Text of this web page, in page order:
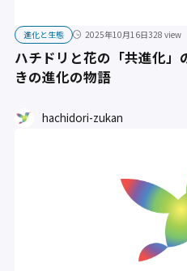
進化と生態 2025年10月16日328 view
ハチドリと花の「共進化」
きの進化の物語
hachidori-zukan